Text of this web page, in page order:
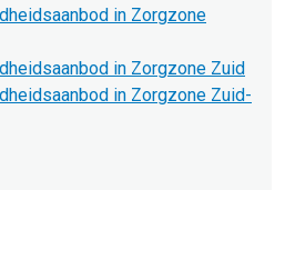
in Zorgzone
in Zorgzone Zuid
in Zorgzone Zuid-